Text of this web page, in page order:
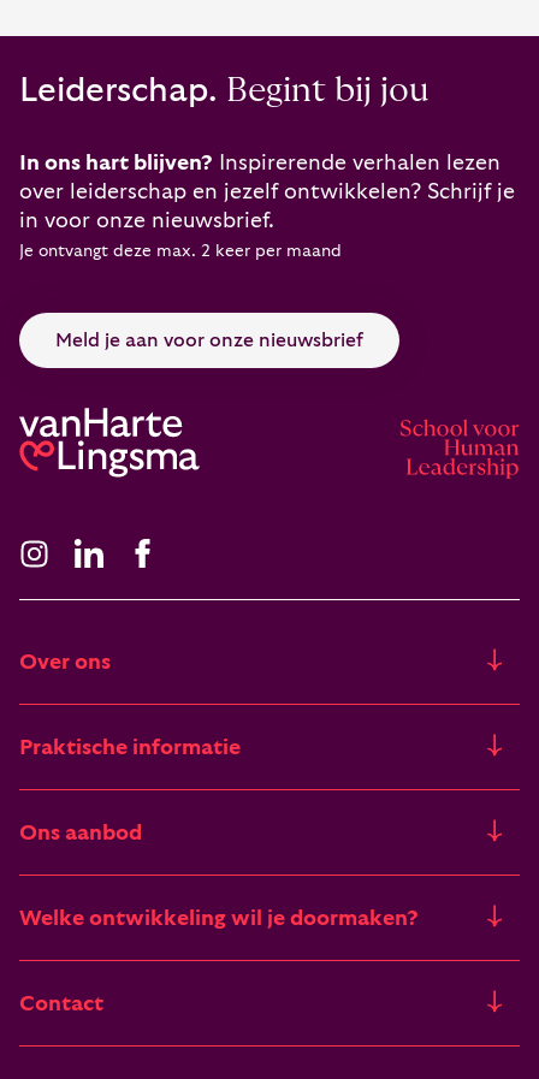
Leiderschap. Begint bij jou
In ons hart blijven? Inspirerende verhalen lezen
over leiderschap en jezelf ontwikkelen? Schrijf je
in voor onze nieuwsbrief.
Je ontvangt deze max. 2 keer per maand
Meld je aan voor onze nieuwsbrief
Over ons
Artikelen & verhalen
Praktische informatie
Financieringsmogelijkheden
Ons aanbod
Incompany
Welke ontwikkeling wil je doormaken?
Contact